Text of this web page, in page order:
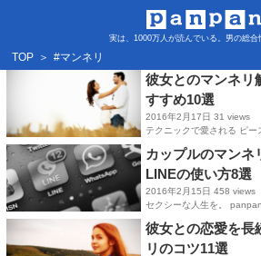
実は、1000万人が読んでいる。男の総合
TOP ＞ #マンネリ
彼女とのマンネリ
すすめ10選
2016年2月17日 31 views
テクニックで愛される ピー
カップルのマンネ
LINEの使い方8選
2016年2月15日 458 views
セクシーな人生を。
彼女との恋愛を長
リのコツ11選